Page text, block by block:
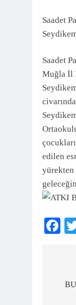
Saadet
Saadet
Muğla İl
edilen
yürekten